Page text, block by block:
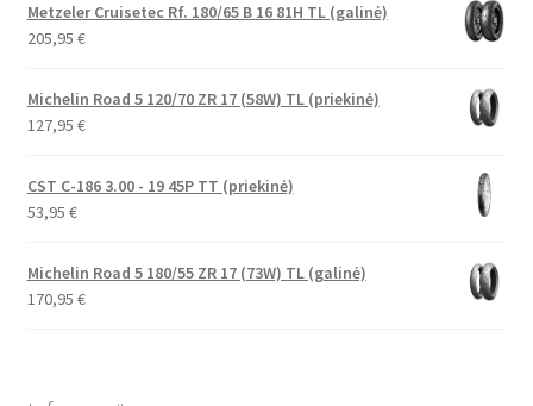
Metzeler Cruisetec Rf. 180/65 B 16 81H TL (galinė)
205,95 €
Michelin Road 5 120/70 ZR 17 (58W) TL (priekinė)
127,95 €
CST C-186 3.00 - 19 45P TT (priekinė)
53,95 €
Michelin Road 5 180/55 ZR 17 (73W) TL (galinė)
170,95 €